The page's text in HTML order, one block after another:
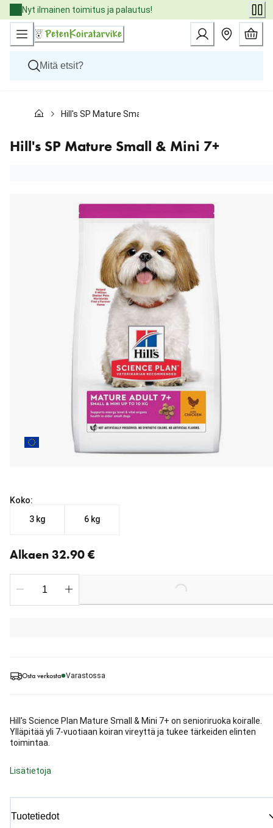
Skip
to
Content
Nyt ilmainen toimitus ja palautus!
Kissat
Eläinlääkäriruoat
Tuotemerkit
Hill's SP Mature Small & Mini 7+
Hill's SP Mature Small & Mini 7+
Osta verkosta Varastossa
Hill's Science Plan Mature Small & Mini 7+ on senioriruoka koiralle.
Ylläpitää yli 7-vuotiaan koiran vireyttä ja tukee tärkeiden elinten
toimintaa.
Lisätietoja
Tuotetiedot
Koko:
3 kg
6 kg
Alkaen 32.90 €
Loading...